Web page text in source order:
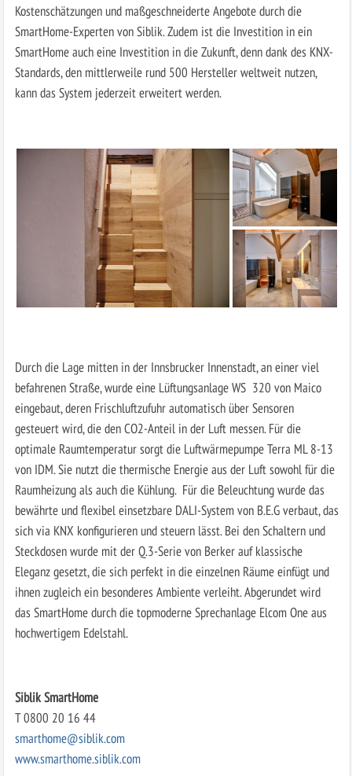
Kostenschätzungen und maßgeschneiderte Angebote durch die
SmartHome-Experten von Siblik. Zudem ist die Investition in ein
SmartHome auch eine Investition in die Zukunft, denn dank des KNX-
Standards, den mittlerweile rund 500 Hersteller weltweit nutzen,
kann das System jederzeit erweitert werden.
Durch die Lage mitten in der Innsbrucker Innenstadt, an einer viel
befahrenen Straße, wurde eine Lüftungsanlage WS 320 von Maico
eingebaut, deren Frisch­luftzufuhr automatisch über Sensoren
gesteuert wird, die den CO2-Anteil in der Luft messen. Für die
optimale Raumtemperatur sorgt die Luftwärmepumpe Terra ML 8-13
von IDM. Sie nutzt die thermische Energie aus der Luft sowohl für die
Raumheizung als auch die Kühlung. Für die Beleuchtung wurde das
bewährte und flexibel einsetzbare DALI-System von B.E.G verbaut, das
sich via KNX konfigurieren und steuern lässt. Bei den Schaltern und
Steckdosen wurde mit der Q.3-Serie von Berker auf klassische
Eleganz gesetzt, die sich perfekt in die einzelnen Räume einfügt und
ihnen zugleich ein besonderes Ambiente verleiht. Abgerundet wird
das SmartHome durch die topmoderne Sprechanlage Elcom One aus
hochwertigem Edelstahl.
Siblik SmartHome
T 0800 20 16 44
smarthome@siblik.com
www.smarthome.siblik.com